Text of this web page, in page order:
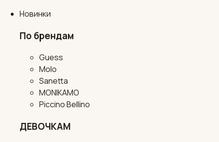
Новинки
По брендам
Guess
Molo
Sanetta
MONIKAMO
Piccino Bellino
ДЕВОЧКАМ